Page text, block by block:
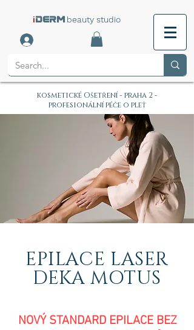
iDERM beauty studio
kosmetické Ošetření - praha 2 -
profesionální péče o pleť
EPILACE LASER
DEKA MOTUS
NOVÝ STANDARD EPILACE BEZ